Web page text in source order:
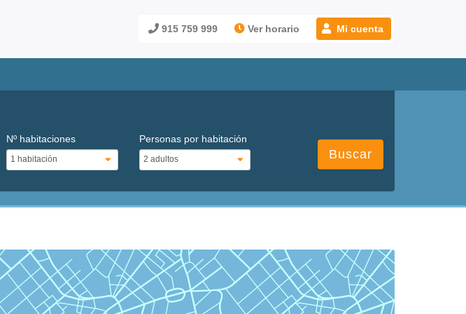
915 759 999 Ver horario Mi cuenta
Nº habitaciones Personas por habitación
Buscar